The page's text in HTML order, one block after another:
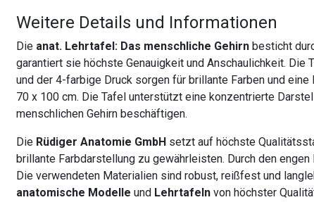
Weitere Details und Informationen
Die anat. Lehrtafel: Das menschliche Gehirn besticht
garantiert sie höchste Genauigkeit und Anschaulichkeit. Die
und der 4-farbige Druck sorgen für brillante Farben und
70 x 100 cm. Die Tafel unterstützt eine konzentrierte
menschlichen Gehirn beschäftigen.
Die Rüdiger Anatomie GmbH setzt auf höchste
brillante Farbdarstellung zu gewährleisten. Durch den
Die verwendeten Materialien sind robust, reißfest und
anatomische Modelle und Lehrtafeln von höchster